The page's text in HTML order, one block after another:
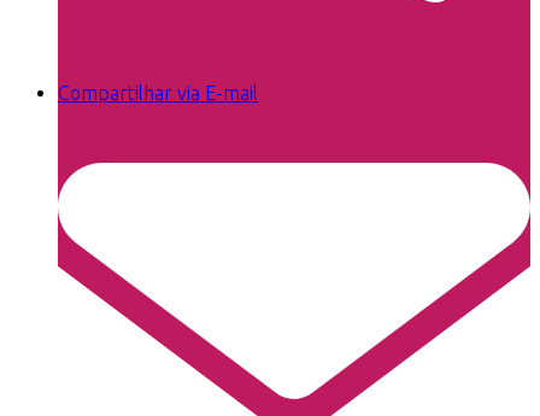
Compartilhar via E-mail